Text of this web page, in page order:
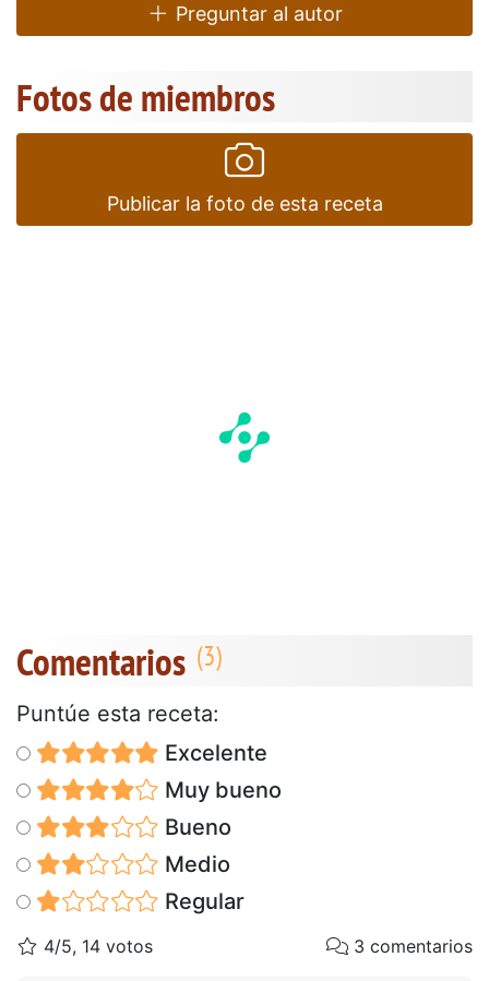
Preguntar al autor
Fotos de miembros
Publicar la foto de esta receta
Comentarios
Puntúe esta receta:
Excelente
Muy bueno
Bueno
Medio
Regular
4/5, 14 votos 3 comentarios